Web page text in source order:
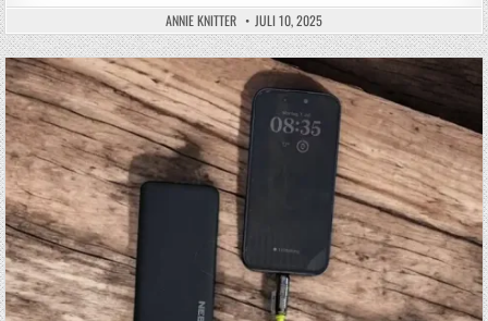
ANNIE KNITTER JULI 10, 2025
Posted in